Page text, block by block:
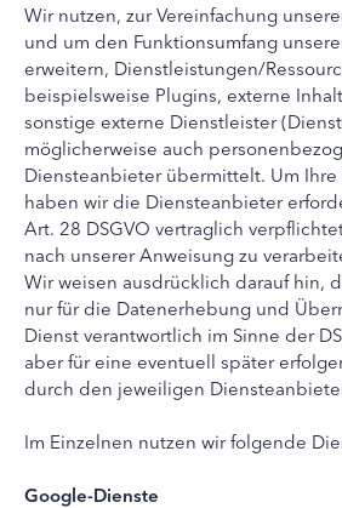
Wir nutzen, zur Vereinfachung
und um den Funktionsumfang
erweitern, Dienstleistungen/
beispielsweise Plugins, externe
sonstige externe Dienstleister
möglicherweise auch
Diensteanbieter übermittelt. Um Ihre
haben wir die Diensteanbieter
Art. 28 DSGVO vertraglich
nach unserer Anweisung zu
Wir weisen ausdrücklich darauf hin,
nur für die Datenerhebung und
Dienst verantwortlich im Sinne der
aber für eine eventuell später
durch den jeweiligen
Im Einzelnen nutzen wir folgende
Google-Dienste